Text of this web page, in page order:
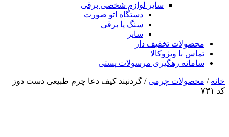
سایر لوازم شخصی برقی
دستگاه اتو صورت
سنگ پا برقی
سایر
محصولات تخفیف دار
تماس با ویژوکالا
سامانه رهگیری مرسولات پستی
خانه / محصولات چرمی / گردنبند کیف دعا چرم طبیعی دست دوز
کد ۷۳۱